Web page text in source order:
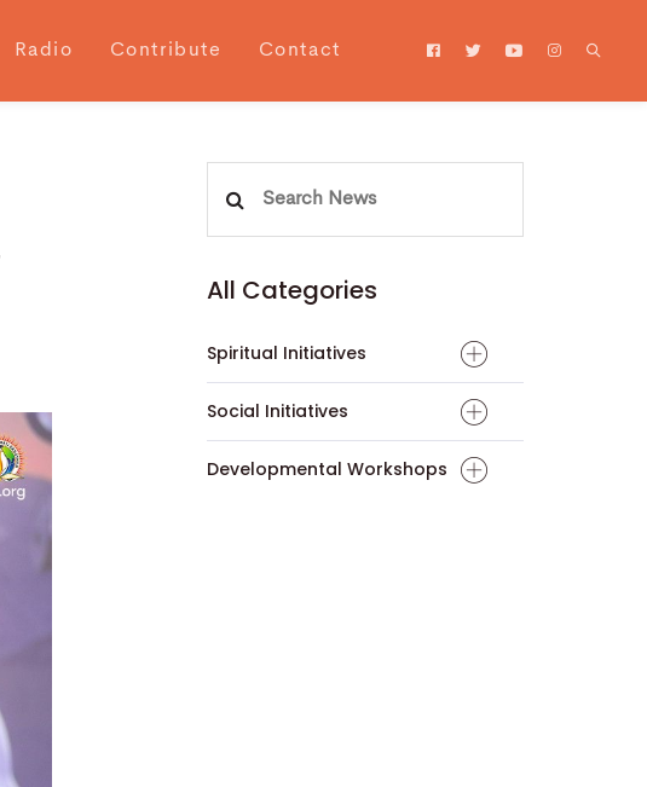
Radio Contribute Contact
All Categories
Spiritual Initiatives
Social Initiatives
Developmental Workshops